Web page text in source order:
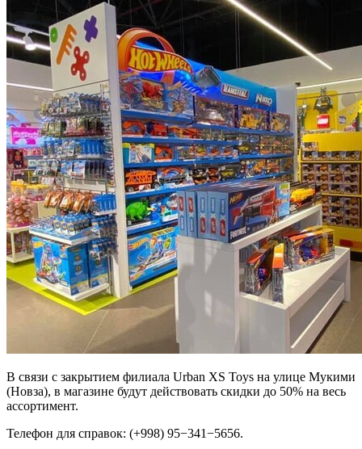
В связи с закрытием филиала Urban XS Toys на улице Мукими
(Новза), в магазине будут действовать скидки до 50% на весь
ассортимент.
Телефон для справок: (+998) 95−341−5656.